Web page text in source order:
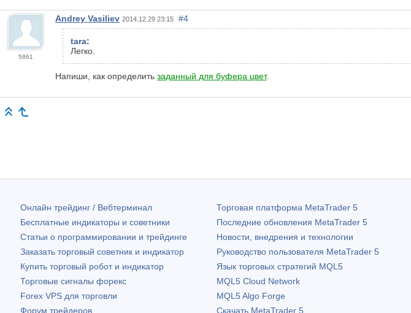
5861
Andrey Vasiliev 2014.12.29 23:15 #4
tara:
Легко.
Напиши, как определить заданный для буфера цвет.
Онлайн трейдинг / Вебтерминал
Бесплатные индикаторы и советники
Статьи о программировании и трейдинге
Заказать торговый советник и индикатор
Купить торговый робот и индикатор
Торговые сигналы форекс
Forex VPS для торговли
Форум трейдеров
Торговая платформа MetaTrader 5
Последние обновления MetaTrader 5
Новости, внедрения и технологии
Руководство пользователя MetaTrader 5
Язык торговых стратегий MQL5
MQL5 Cloud Network
MQL5 Algo Forge
Скачать MetaTrader 5